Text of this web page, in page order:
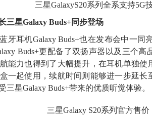
三星GalaxyS20系列全系支持5G
三星Galaxy Buds+同步登场
牙耳机Galaxy Buds+也在发布会中一同
Buds+更配备了双扬声器以及三个
能力也得到了大幅提升，在耳机单独使
一起使用，续航时间则能够进一步延长
三星Galaxy Buds+带来的优质听觉体验。
三星Galaxy S20系列官方售价